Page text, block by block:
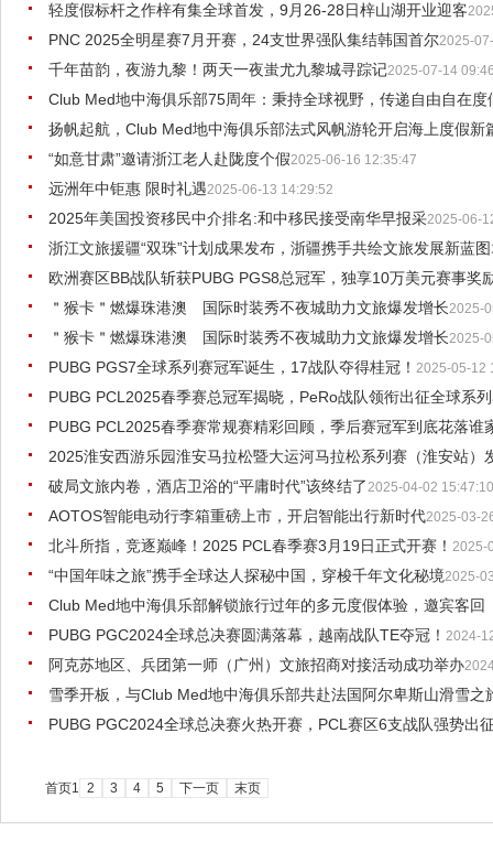
轻度假标杆之作梓有集全球首发，9月26-28日梓山湖开业迎客
PNC 2025全明星赛7月开赛，24支世界强队集结韩国首尔2025-
千年苗韵，夜游九黎！两天一夜蚩尤九黎城寻踪记2025-07-14
Club Med地中海俱乐部75周年：秉持全球视野，传递自由自在度
扬帆起航，Club Med地中海俱乐部法式风帆游轮开启海上度假新
“如意甘肃”邀请浙江老人赴陇度个假2025-06-16 12:35:47
远洲年中钜惠 限时礼遇2025-06-13 14:29:52
2025年美国投资移民中介排名:和中移民接受南华早报采2025-06-
浙江文旅援疆“双珠”计划成果发布，浙疆携手共绘文旅发展新蓝图
欧洲赛区BB战队斩获PUBG PGS8总冠军，独享10万美元赛事奖
＂猴卡＂燃爆珠港澳 国际时装秀不夜城助力文旅爆发增长2025-
＂猴卡＂燃爆珠港澳 国际时装秀不夜城助力文旅爆发增长2025-
PUBG PGS7全球系列赛冠军诞生，17战队夺得桂冠！ 2025-05-12
PUBG PCL2025春季赛总冠军揭晓，PeRo战队领衔出征全球系
PUBG PCL2025春季赛常规赛精彩回顾，季后赛冠军到底花落谁
2025淮安西游乐园淮安马拉松暨大运河马拉松系列赛（淮安站）
破局文旅内卷，酒店卫浴的“平庸时代”该终结了2025-04-02 15:47:10
AOTOS智能电动行李箱重磅上市，开启智能出行新时代2025-03-
北斗所指，竞逐巅峰！2025 PCL春季赛3月19日正式开赛！ 2025-
“中国年味之旅”携手全球达人探秘中国，穿梭千年文化秘境2025-
Club Med地中海俱乐部解锁旅行过年的多元度假体验，邀宾客回
PUBG PGC2024全球总决赛圆满落幕，越南战队TE夺冠！ 2024-
阿克苏地区、兵团第一师（广州）文旅招商对接活动成功举办
雪季开板，与Club Med地中海俱乐部共赴法国阿尔卑斯山滑雪之
PUBG PGC2024全球总决赛火热开赛，PCL赛区6支战队强势出
首页1 2 3 4 5 下一页 末页